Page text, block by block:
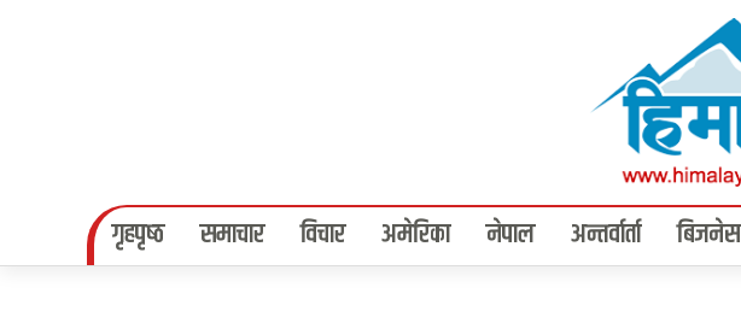
गृहपृष्‍ठ समाचार विचार अमेरिका नेपाल अन्तर्वार्ता बिजनेस